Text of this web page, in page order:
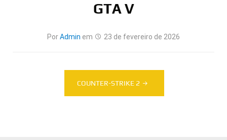
GTA V
PorAdmin em 23 de fevereiro de 2026
NavegaçãoCOUNTER-STRIKE 2